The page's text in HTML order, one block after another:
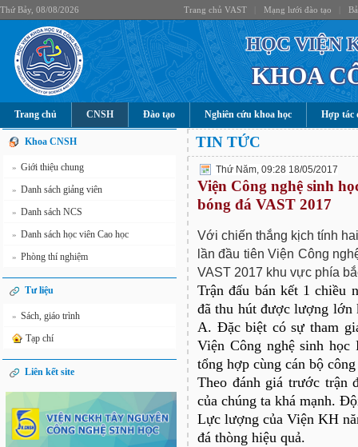
Thứ Bảy, 08/08/2026 Trang chủ VAST Mạng lưới đào tạo
HỌC VIỆN
KHOA
Trang chủ CNSH Đào tạo Nghiên cứu khoa học Hợp tác
Khoa CNSH
» Giới thiệu chung
» Danh sách giảng viên
» Danh sách NCS
» Danh sách học viên Cao học
» Phòng thí nghiệm
Tư liệu
» Sách, giáo trình
Tạp chí
Liên kết site
TIN TỨC
Thứ Năm, 09:28 18/05/2017
Viện Công nghệ sinh
bóng đá VAST 2017
Với chiến thắng kịch tính
lần đầu tiên Viện Công
VAST 2017 khu vực phía
Trận đấu bán kết 1 chiều
đã thu hút được lượng lớn
A. Đặc biệt có sự tham
Viện Công nghệ sinh học
tổng hợp cùng cán bộ
Theo đánh giá trước trận
của chúng ta khá mạnh.
Lực lượng của Viện KH
đá thòng hiệu quả.